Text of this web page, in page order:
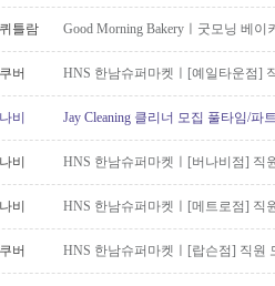
틀람 Good Morning Bakeryㅣ굿모닝 베
버 HNS 한남슈퍼마켓ㅣ[예일타운점]
비 Jay Cleaning 클리너 모집 풀타임/파
비 HNS 한남슈퍼마켓ㅣ[버나비점] 직
비 HNS 한남슈퍼마켓ㅣ[메트로점] 직
버 HNS 한남슈퍼마켓ㅣ[랍슨점] 직원